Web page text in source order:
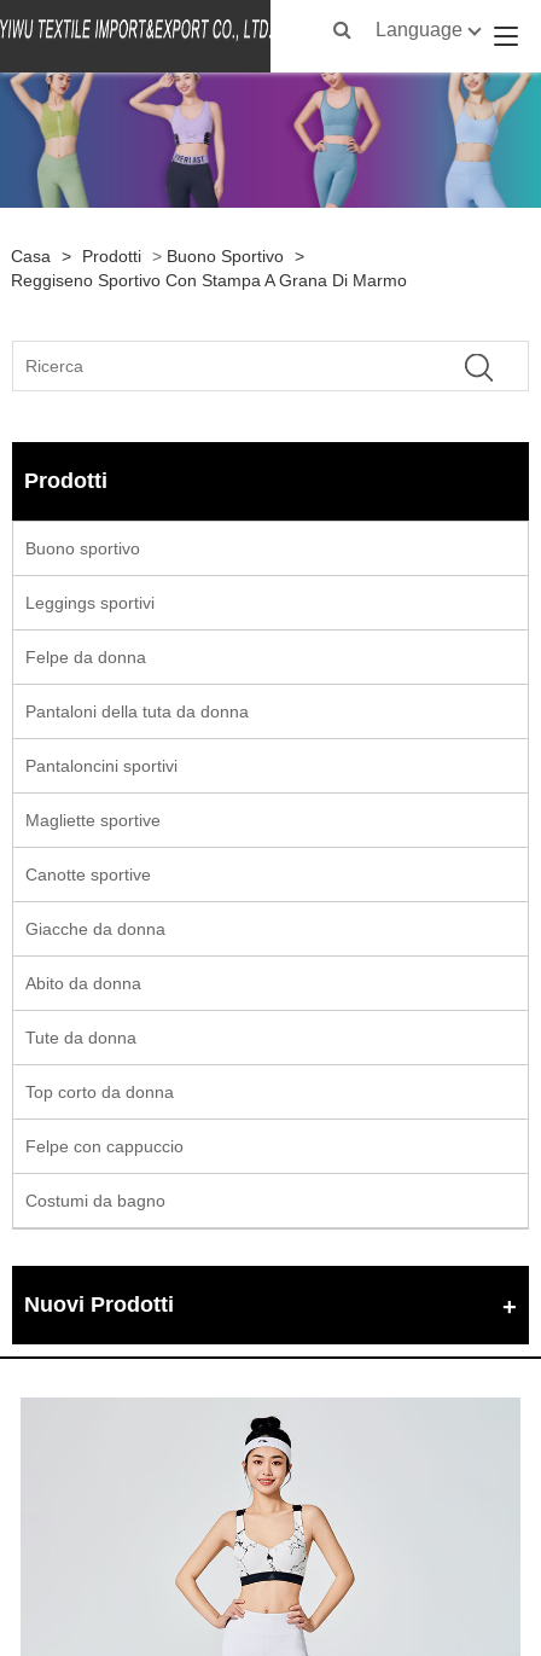
Language
Casa > Prodotti > Buono Sportivo >
Reggiseno Sportivo Con Stampa A Grana Di Marmo
Prodotti
Buono sportivo
Leggings sportivi
Felpe da donna
Pantaloni della tuta da donna
Pantaloncini sportivi
Magliette sportive
Canotte sportive
Giacche da donna
Abito da donna
Tute da donna
Top corto da donna
Felpe con cappuccio
Costumi da bagno
Nuovi Prodotti